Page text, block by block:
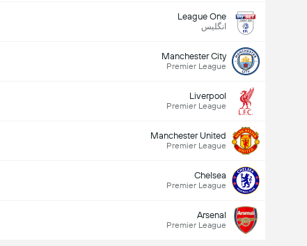
League One
انگلیس
Manchester City
Premier League
Liverpool
Premier League
Manchester United
Premier League
Chelsea
Premier League
Arsenal
Premier League